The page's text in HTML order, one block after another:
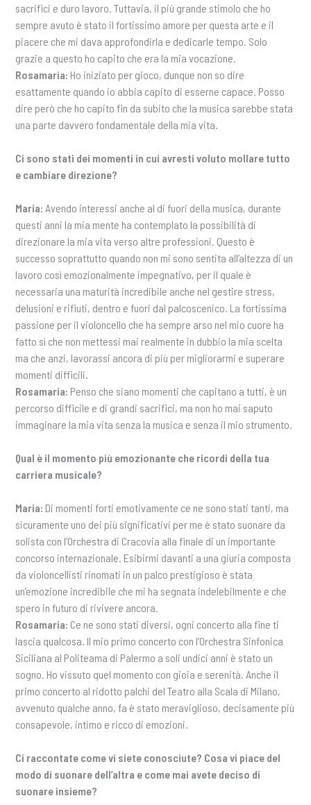
sacrifici e duro lavoro. Tuttavia, il più grande stimolo che ho
sempre avuto è stato il fortissimo amore per questa arte e il
piacere che mi dava approfondirla e dedicarle tempo. Solo
grazie a questo ho capito che era la mia vocazione.
Rosamaria: Ho iniziato per gioco, dunque non so dire
esattamente quando io abbia capito di esserne capace. Posso
dire però che ho capito fin da subito che la musica sarebbe stata
una parte davvero fondamentale della mia vita.
Ci sono stati dei momenti in cui avresti voluto mollare tutto
e cambiare direzione?
Maria: Avendo interessi anche al di fuori della musica, durante
questi anni la mia mente ha contemplato la possibilità di
direzionare la mia vita verso altre professioni. Questo è
successo soprattutto quando non mi sono sentita all’altezza di un
lavoro così emozionalmente impegnativo, per il quale è
necessaria una maturità incredibile anche nel gestire stress,
delusioni e rifiuti, dentro e fuori dal palcoscenico. La fortissima
passione per il violoncello che ha sempre arso nel mio cuore ha
fatto sì che non mettessi mai realmente in dubbio la mia scelta
ma che anzi, lavorassi ancora di più per migliorarmi e superare
momenti difficili.
Rosamaria: Penso che siano momenti che capitano a tutti, è un
percorso difficile e di grandi sacrifici, ma non ho mai saputo
immaginare la mia vita senza la musica e senza il mio strumento.
Qual è il momento più emozionante che ricordi della tua
carriera musicale?
Maria: Di momenti forti emotivamente ce ne sono stati tanti, ma
sicuramente uno dei più significativi per me è stato suonare da
solista con l’Orchestra di Cracovia alla finale di un importante
concorso internazionale. Esibirmi davanti a una giuria composta
da violoncellisti rinomati in un palco prestigioso è stata
un’emozione incredibile che mi ha segnata indelebilmente e che
spero in futuro di rivivere ancora.
Rosamaria: Ce ne sono stati diversi, ogni concerto alla fine ti
lascia qualcosa. Il mio primo concerto con l’Orchestra Sinfonica
Siciliana al Politeama di Palermo a soli undici anni è stato un
sogno. Ho vissuto quel momento con gioia e serenità. Anche il
primo concerto al ridotto palchi del Teatro alla Scala di Milano,
avvenuto qualche anno, fa è stato meraviglioso, decisamente più
consapevole, intimo e ricco di emozioni.
Ci raccontate come vi siete conosciute? Cosa vi piace del
modo di suonare dell’altra e come mai avete deciso di
suonare insieme?